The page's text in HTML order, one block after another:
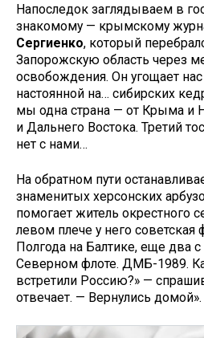
Напоследок заглядываем в
знакомому — крымскому
Сергиенко, который
Запорожскую область через
освобождения. Он угощает
настоянной на… сибирских
мы одна страна — от Крыма и
и Дальнего Востока. Третий
нет с нами…
На обратном пути
знаменитых херсонских
помогает житель окрестного
левом плече у него советская
Полгода на Балтике, еще два
Северном флоте. ДМБ-1989.
встретили Россию?» —
отвечает. — Вернулись домой».